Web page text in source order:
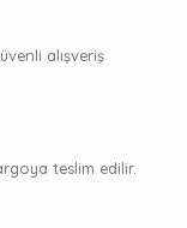
alışveriş
teslim edilir.